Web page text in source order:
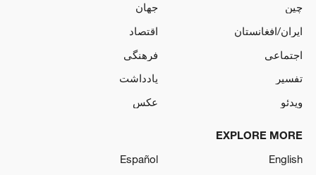
چین
جهان
ایران/افغانستان
اقتصاد
اجتماعی
فرهنگی
تفسیر
یادداشت
ویدئو
عکس
EXPLORE MORE
English
Español